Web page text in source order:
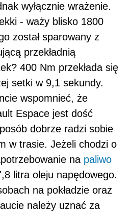
wyłącznie wrażenie.
- waży blisko 1800
został sparowany z
przekładnią
400 Nm przekłada się
setki w 9,1 sekundy.
wspomnieć, że
Espace jest dość
dobrze radzi sobie
w trasie. Jeżeli chodzi o
na paliwo
litra oleju napędowego.
na pokładzie oraz
należy uznać za